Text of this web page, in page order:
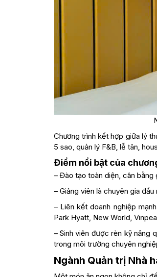
Chương trình kết hợp giữa lý
5 sao, quản lý F&B, lễ tân,
Điểm nổi bật của
– Đào tạo toàn diện, cân bằng
– Giảng viên là chuyên gia
– Liên kết doanh nghiệp
Park Hyatt, New World,
– Sinh viên được rèn kỹ năng
trong môi trường chuyên
Ngành Quản trị Nhà